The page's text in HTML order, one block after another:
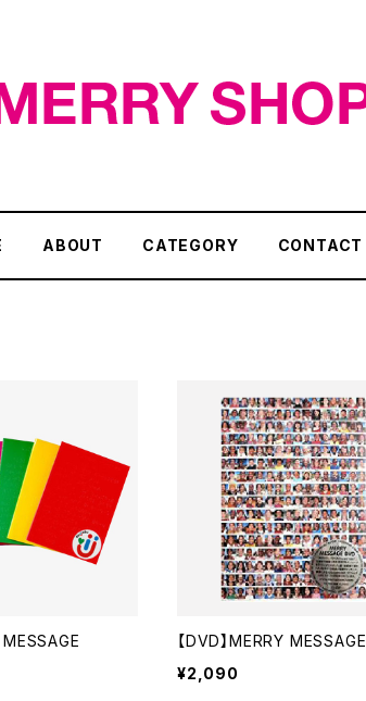
ABOUT CATEGORY CONTACT
MESSAGE
【DVD】MERRY MESSAGE
¥2,090